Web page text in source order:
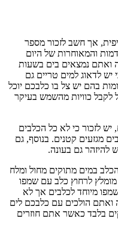
אך חשב לזכור מספר
והמאוחרות של היום
ואתם נמצאים בים בשעות
לדאוג למים טריים גם
בהם יש צל בו כלבכם יוכל
כוויות מהשמש בעיקר
לזכור כי לא כל הכלבים
מגזעים קטנים. בנוסף, גם
להיזהר גם בעונה.
במים מתוקים מחול ומלח
מומלץ לרחוץ כלב עם שמפו
מיוחד לכלבים אך לא
ואתם הולכים עם כלבכם לים
בלבד כאשר אתם חוזרים